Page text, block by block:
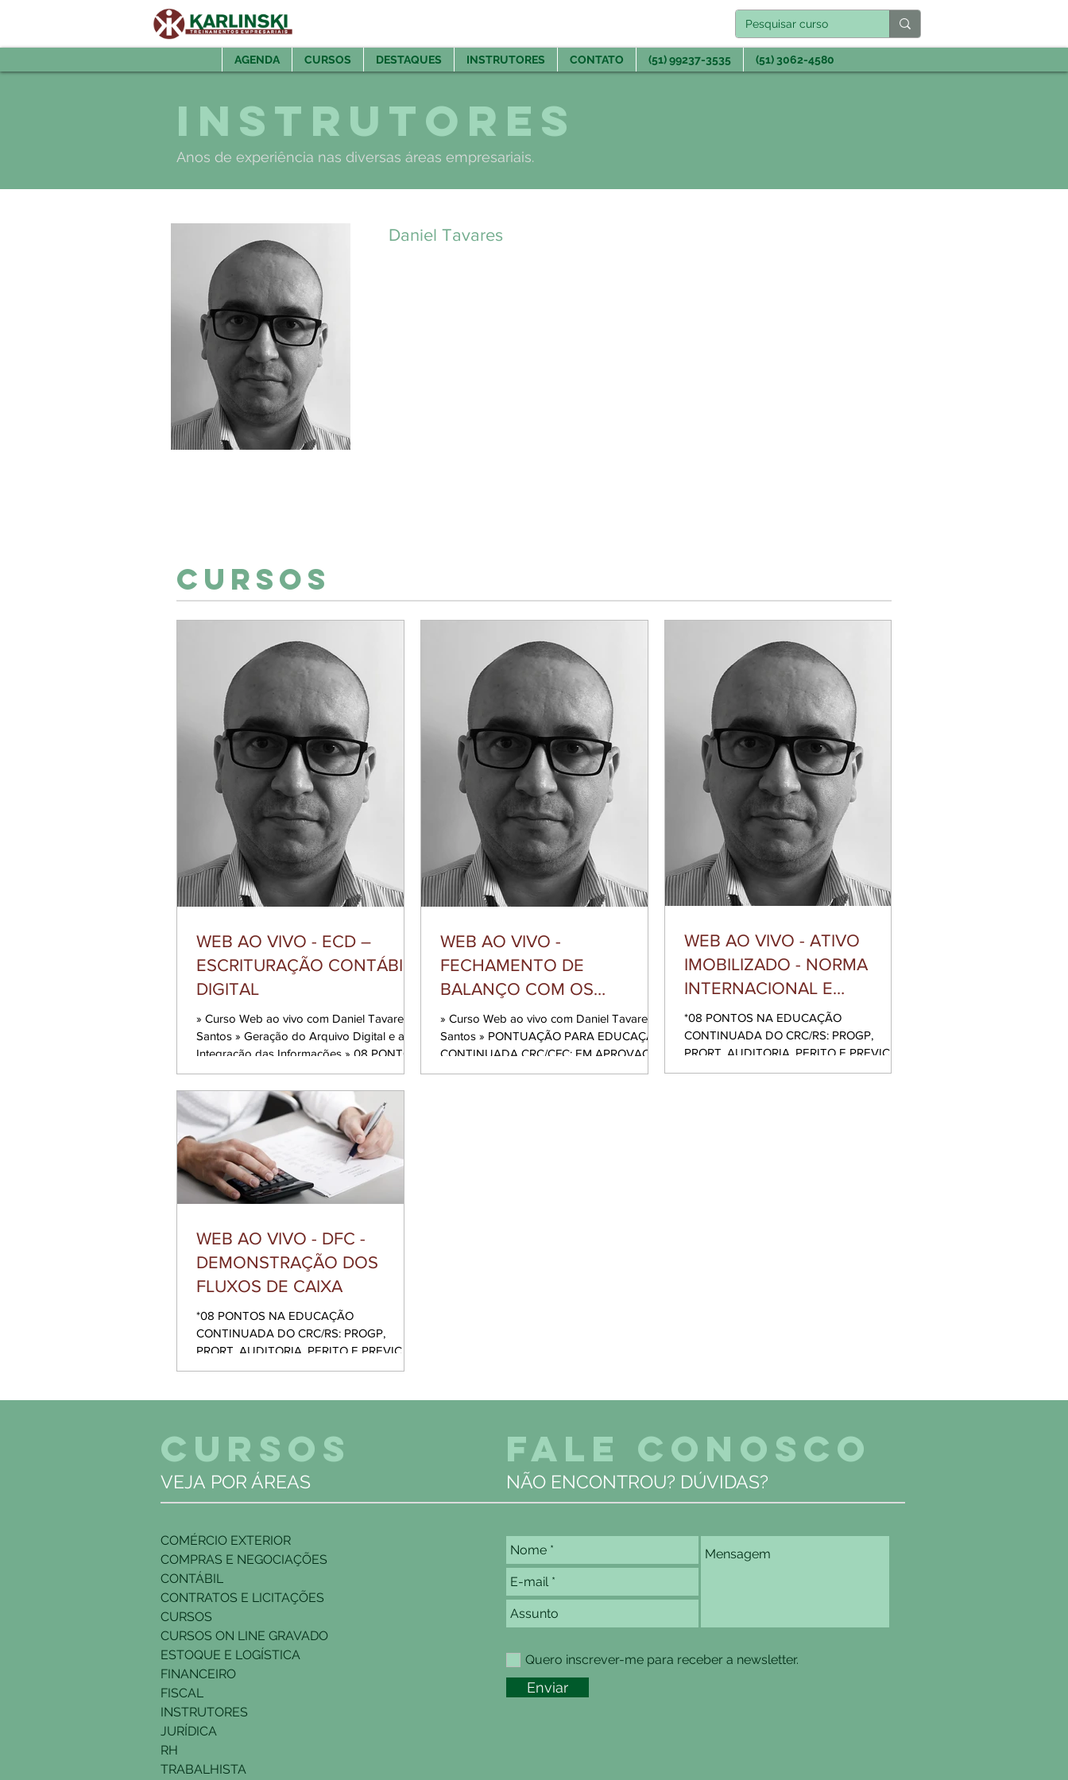
AGENDA CURSOS DESTAQUES INSTRUTORES CONTATO (51) 99237-3535 (51) 3062-4580
Instrutores
Anos de experiência nas diversas áreas empresariais.
Daniel Tavares
Cursos
WEB AO VIVO - ECD –
ESCRITURAÇÃO CONTÁBIL
DIGITAL
» Curso Web ao vivo com Daniel Tavares
Santos » Geração do Arquivo Digital e a
Integração das Informações » 08 PONTOS
NA EDUCAÇÃO CONTINUADA CRC/CFC:
PROGP, PRORT, AUDITORIA, PERITO,
PREVIC E CMN - CÓDIGO: RS-07822
Analisar o conteúdo das informações que
compõem o arquivo digital da ECD -
Escrituração Contábil Digital, bem como os
procedimentos para a geração do referido
arquivo digital; toda análise será
WEB AO VIVO -
FECHAMENTO DE
BALANÇO COM OS
IMPACTOS ESG E IFRS 18
» Curso Web ao vivo com Daniel Tavares
Santos » PONTUAÇÃO PARA EDUCAÇÃO
CONTINUADA CRC/CFC: EM APROVAÇÃO
- CÓDIGO: RS-08043 Capacitar
WEB AO VIVO - ATIVO
IMOBILIZADO - NORMA
INTERNACIONAL E
METODOLOGIA PARA
CONTABILIZAÇÃO E
TRIBUTAÇÃO
*08 PONTOS NA EDUCAÇÃO
CONTINUADA DO CRC/RS: PROGP,
PRORT, AUDITORIA, PERITO E PREVIC –
CÓDIGO: RS-06239* » Curso Web ao vivo
WEB AO VIVO - DFC -
DEMONSTRAÇÃO DOS
FLUXOS DE CAIXA
*08 PONTOS NA EDUCAÇÃO
CONTINUADA DO CRC/RS: PROGP,
PRORT, AUDITORIA, PERITO E PREVIC –
CÓDIGO: RS 06002* CURSO WEB AO
CURSOS
VEJA POR ÁREAS
FALE CONOSCO
NÃO ENCONTROU? DÚVIDAS?
COMÉRCIO EXTERIOR
COMPRAS E NEGOCIAÇÕES
CONTÁBIL
CONTRATOS E LICITAÇÕES
CURSOS
CURSOS ON LINE GRAVADO
ESTOQUE E LOGÍSTICA
FINANCEIRO
FISCAL
INSTRUTORES
JURÍDICA
RH
TRABALHISTA
Quero inscrever-me para receber a newsletter.
Enviar